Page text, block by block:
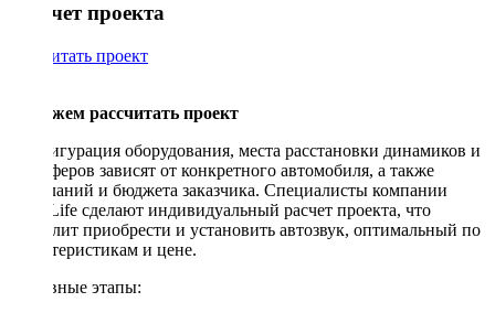
Рассчет проекта
Рассчитать проект
Поможем рассчитать проект
Конфигурация оборудования, места расстановки динамиков и
сабвуферов зависят от конкретного автомобиля, а также
пожеланий и бюджета заказчика. Специалисты компании
DriveLife сделают индивидуальный расчет проекта, что
позволит приобрести и установить автозвук, оптимальный по
характеристикам и цене.
Основные этапы: